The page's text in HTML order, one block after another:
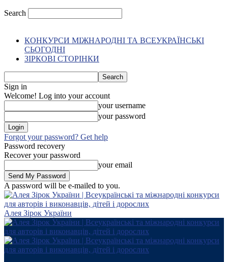
Search
КОНКУРСИ МІЖНАРОДНІ ТА ВСЕУКРАЇНСЬКІ
СЬОГОДНІ
ЗІРКОВІ СТОРІНКИ
Sign in
Welcome! Log into your account
your username
your password
Forgot your password? Get help
Password recovery
Recover your password
your email
A password will be e-mailed to you.
Алея Зірок України